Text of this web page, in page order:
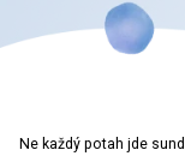
Ne každý potah jde